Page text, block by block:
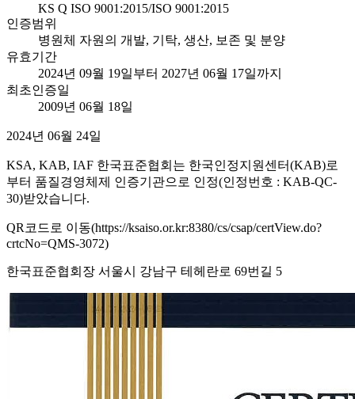
KS Q ISO 9001:2015/ISO 9001:2015
인증범위
병원체 자원의 개발, 기탁, 생산, 보존 및 분양
유효기간
2024년 09월 19일부터 2027년 06월 17일까지
최초인증일
2009년 06월 18일
2024년 06월 24일
KSA, KAB, IAF 한국표준협회는 한국인정지원센터(KAB)로
부터 품질경영체제 인증기관으로 인정(인정번호 : KAB-QC-
30)받았습니다.
QR코드로 이동(https://ksaiso.or.kr:8380/cs/csap/certView.do?
crtcNo=QMS-3072)
한국표준협회장 서울시 강남구 테헤란로 69번길 5